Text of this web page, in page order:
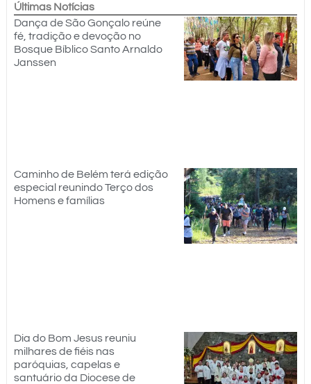
Últimas Notícias
Dança de São Gonçalo reúne
fé, tradição e devoção no
Bosque Bíblico Santo Arnaldo
Janssen
Caminho de Belém terá edição
especial reunindo Terço dos
Homens e famílias
Dia do Bom Jesus reuniu
milhares de fiéis nas
paróquias, capelas e
santuário da Diocese de